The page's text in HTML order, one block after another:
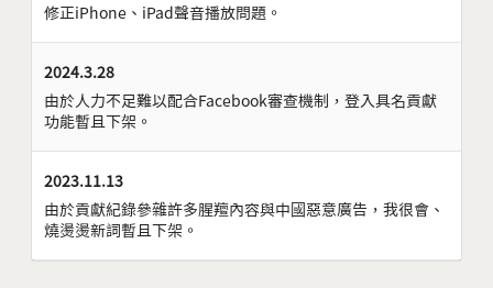
修正iPhone、iPad聲音播放問題。
2024.3.28
由於人力不足難以配合Facebook審查機制，登入具名貢獻
功能暫且下架。
2023.11.13
由於貢獻紀錄參雜許多腥羶內容與中國惡意廣告，我很會、
燒燙燙新詞暫且下架。